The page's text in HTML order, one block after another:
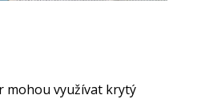
mohou využívat krytý